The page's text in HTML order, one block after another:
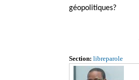
géopolitiques?
Section: libreparole